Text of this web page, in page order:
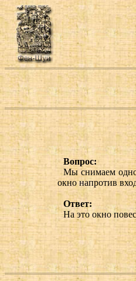
Вопрос:
Мы снимаем
окно напротив
Ответ:
На это окно